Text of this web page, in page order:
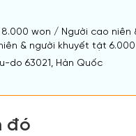
won / Người cao
& người khuyết tật
do 63021, Hàn Quốc
đó